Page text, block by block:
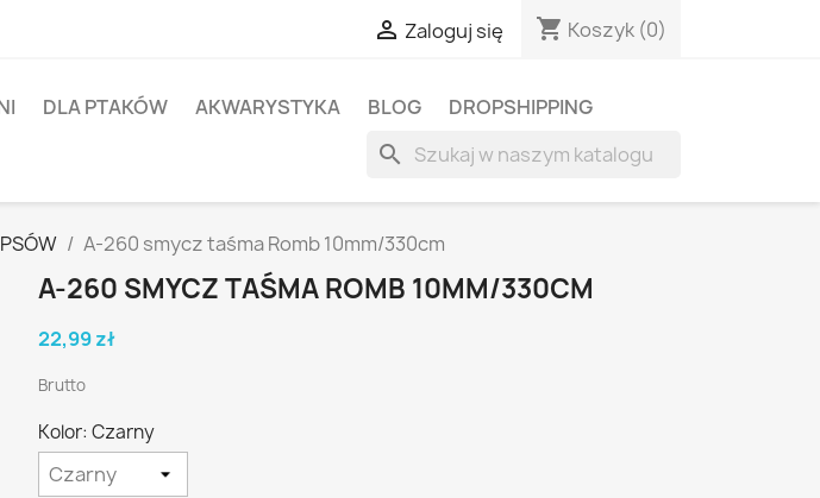
 Zaloguj się shopping_cart Koszyk (0)
DLA PTAKÓW AKWARYSTYKA BLOG DROPSHIPPING
search
A-260 smycz taśma Romb 10mm/330cm
A-260 SMYCZ TAŚMA ROMB 10MM/330CM
22,99 zł
Brutto
Kolor: Czarny